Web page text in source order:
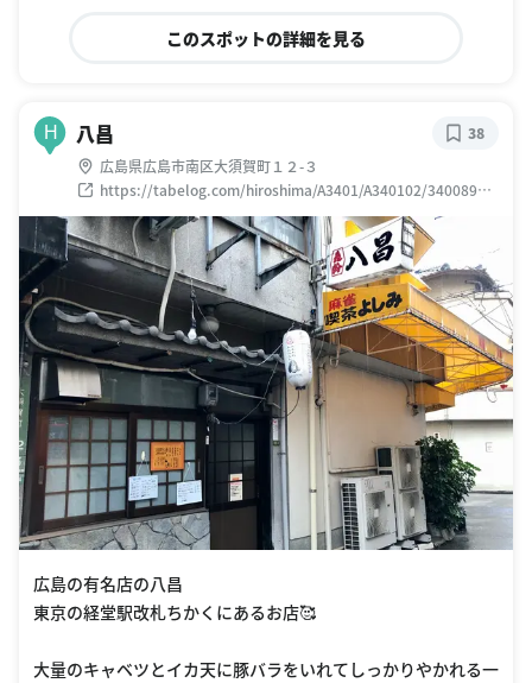
このスポットの詳細を見る
H 八昌
広島県広島市南区大須賀町１２-３
https://tabelog.com/hiroshima/A3401/A340102/34008914
/
38
広島の有名店の八昌
東京の経堂駅改札ちかくにあるお店🥰
大量のキャベツとイカ天に豚バラをいれてしっかりやかれる一